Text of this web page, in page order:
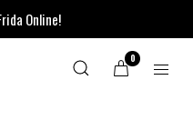
Online!
0